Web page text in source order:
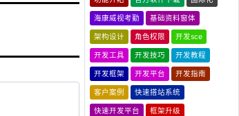
海康威视考勤 基础资料窗体
架构设计 角色权限 开发sce
开发工具 开发技巧 开发教程
开发框架 开发平台 开发指南
客户案例 快速搭站系统
快速开发平台 框架升级